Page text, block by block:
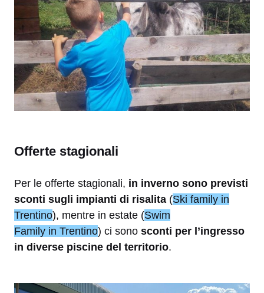
Offerte stagionali
Per le offerte stagionali, in inverno sono previsti
sconti sugli impianti di risalita (Ski family in
Trentino), mentre in estate (Swim
Family in Trentino) ci sono sconti per l’ingresso
in diverse piscine del territorio.